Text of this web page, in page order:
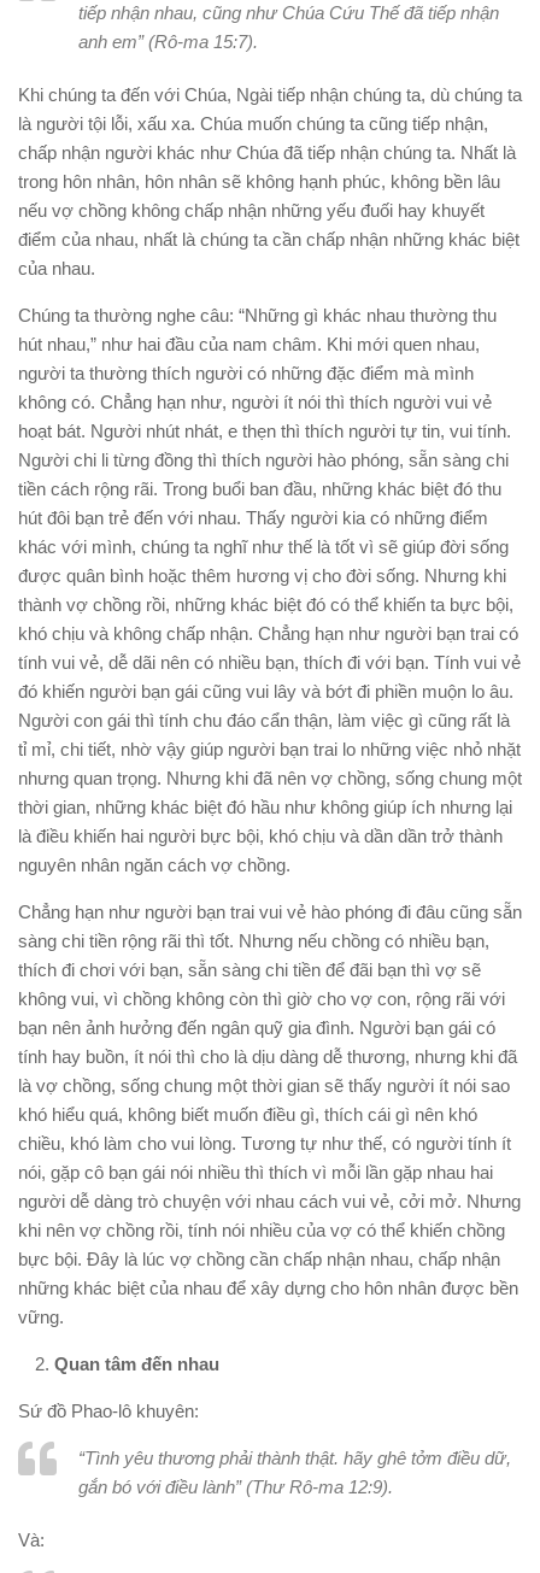
tiếp nhận nhau, cũng như Chúa Cứu Thế đã tiếp nhận
anh em” (Rô-ma 15:7).
Khi chúng ta đến với Chúa, Ngài tiếp nhận chúng ta, dù chúng ta
là người tội lỗi, xấu xa. Chúa muốn chúng ta cũng tiếp nhận,
chấp nhận người khác như Chúa đã tiếp nhận chúng ta. Nhất là
trong hôn nhân, hôn nhân sẽ không hạnh phúc, không bền lâu
nếu vợ chồng không chấp nhận những yếu đuối hay khuyết
điểm của nhau, nhất là chúng ta cần chấp nhận những khác biệt
của nhau.
Chúng ta thường nghe câu: “Những gì khác nhau thường thu
hút nhau,” như hai đầu của nam châm. Khi mới quen nhau,
người ta thường thích người có những đặc điểm mà mình
không có. Chẳng hạn như, người ít nói thì thích người vui vẻ
hoạt bát. Người nhút nhát, e thẹn thì thích người tự tin, vui tính.
Người chi li từng đồng thì thích người hào phóng, sẵn sàng chi
tiền cách rộng rãi. Trong buổi ban đầu, những khác biệt đó thu
hút đôi bạn trẻ đến với nhau. Thấy người kia có những điểm
khác với mình, chúng ta nghĩ như thế là tốt vì sẽ giúp đời sống
được quân bình hoặc thêm hương vị cho đời sống. Nhưng khi
thành vợ chồng rồi, những khác biệt đó có thể khiến ta bực bội,
khó chịu và không chấp nhận. Chẳng hạn như người bạn trai có
tính vui vẻ, dễ dãi nên có nhiều bạn, thích đi với bạn. Tính vui vẻ
đó khiến người bạn gái cũng vui lây và bớt đi phiền muộn lo âu.
Người con gái thì tính chu đáo cẩn thận, làm việc gì cũng rất là
tỉ mỉ, chi tiết, nhờ vậy giúp người bạn trai lo những việc nhỏ nhặt
nhưng quan trọng. Nhưng khi đã nên vợ chồng, sống chung một
thời gian, những khác biệt đó hầu như không giúp ích nhưng lại
là điều khiến hai người bực bội, khó chịu và dần dần trở thành
nguyên nhân ngăn cách vợ chồng.
Chẳng hạn như người bạn trai vui vẻ hào phóng đi đâu cũng sẵn
sàng chi tiền rộng rãi thì tốt. Nhưng nếu chồng có nhiều bạn,
thích đi chơi với bạn, sẵn sàng chi tiền để đãi bạn thì vợ sẽ
không vui, vì chồng không còn thì giờ cho vợ con, rộng rãi với
bạn nên ảnh hưởng đến ngân quỹ gia đình. Người bạn gái có
tính hay buồn, ít nói thì cho là dịu dàng dễ thương, nhưng khi đã
là vợ chồng, sống chung một thời gian sẽ thấy người ít nói sao
khó hiểu quá, không biết muốn điều gì, thích cái gì nên khó
chiều, khó làm cho vui lòng. Tương tự như thế, có người tính ít
nói, gặp cô bạn gái nói nhiều thì thích vì mỗi lần gặp nhau hai
người dễ dàng trò chuyện với nhau cách vui vẻ, cởi mở. Nhưng
khi nên vợ chồng rồi, tính nói nhiều của vợ có thể khiến chồng
bực bội. Đây là lúc vợ chồng cần chấp nhận nhau, chấp nhận
những khác biệt của nhau để xây dựng cho hôn nhân được bền
vững.
Quan tâm đến nhau
Sứ đồ Phao-lô khuyên:
“Tình yêu thương phải thành thật. hãy ghê tởm điều dữ,
gắn bó với điều lành” (Thư Rô-ma 12:9).
Và: